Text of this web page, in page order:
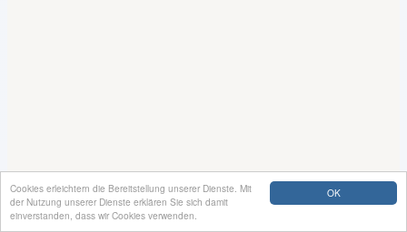
OK
Cookies erleichtern die Bereitstellung unserer Dienste. Mit
der Nutzung unserer Dienste erklären Sie sich damit
einverstanden, dass wir Cookies verwenden.